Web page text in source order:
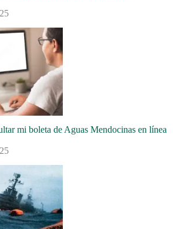
mi boleta de Aguas Mendocinas en línea